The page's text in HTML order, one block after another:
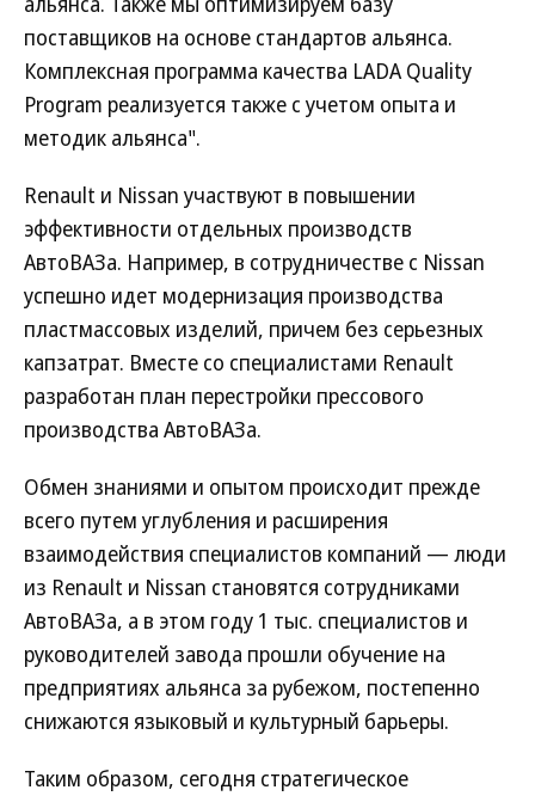
поставщиков на основе стандартов альянса.
Комплексная программа качества LADA Quality
Program реализуется также с учетом опыта и
методик альянса".
Renault и Nissan участвуют в повышении
эффективности отдельных производств
АвтоВАЗа. Например, в сотрудничестве с Nissan
успешно идет модернизация производства
пластмассовых изделий, причем без серьезных
капзатрат. Вместе со специалистами Renault
разработан план перестройки прессового
производства АвтоВАЗа.
Обмен знаниями и опытом происходит прежде
всего путем углубления и расширения
взаимодействия специалистов компаний — люди
из Renault и Nissan становятся сотрудниками
АвтоВАЗа, а в этом году 1 тыс. специалистов и
руководителей завода прошли обучение на
предприятиях альянса за рубежом, постепенно
снижаются языковый и культурный барьеры.
Таким образом, сегодня стратегическое